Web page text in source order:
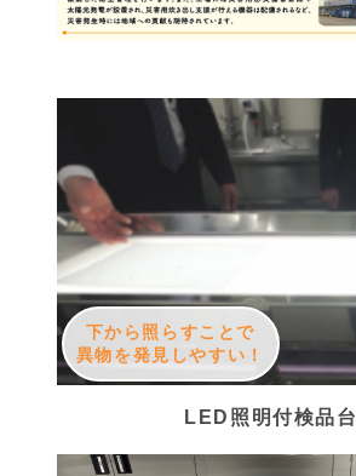
LED照明付検品台
下から照らすことで
異物を発見しやすい！